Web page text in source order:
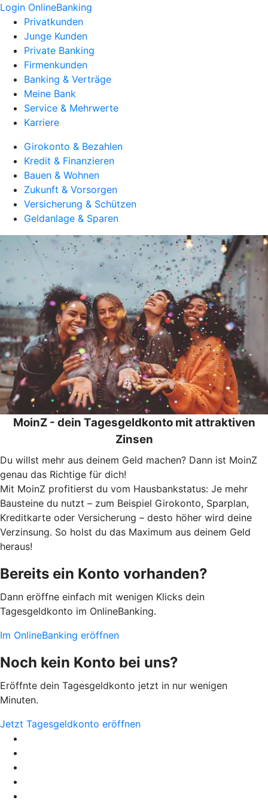
Login OnlineBanking
Privatkunden
Junge Kunden
Private Banking
Firmenkunden
Banking & Verträge
Meine Bank
Service & Mehrwerte
Karriere
Girokonto & Bezahlen
Kredit & Finanzieren
Bauen & Wohnen
Zukunft & Vorsorgen
Versicherung & Schützen
Geldanlage & Sparen
MoinZ - dein Tagesgeldkonto mit attraktiven
Zinsen
Du willst mehr aus deinem Geld machen? Dann ist MoinZ
genau das Richtige für dich!
Mit MoinZ profitierst du vom Hausbankstatus: Je mehr
Bausteine du nutzt – zum Beispiel Girokonto, Sparplan,
Kreditkarte oder Versicherung – desto höher wird deine
Verzinsung. So holst du das Maximum aus deinem Geld
heraus!
Bereits ein Konto vorhanden?
Dann eröffne einfach mit wenigen Klicks dein
Tagesgeldkonto im OnlineBanking.
Im OnlineBanking eröffnen
Noch kein Konto bei uns?
Eröffnte dein Tagesgeldkonto jetzt in nur wenigen
Minuten.
Jetzt Tagesgeldkonto eröffnen